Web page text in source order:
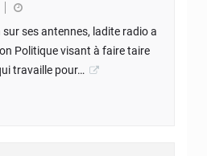
ses antennes, ladite radio a
Politique visant à faire taire
travaille pour…